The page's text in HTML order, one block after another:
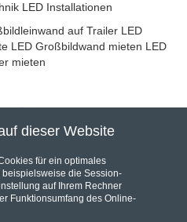
LED Installationen
auf Trailer LED
LED Großbildwand mieten LED
mieten
dieser Website
für ein optimales
die Session-
auf Ihrem Rechner
Funktionsumfang des Online-